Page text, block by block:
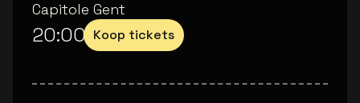
Capitole Gent
20:00 Koop tickets